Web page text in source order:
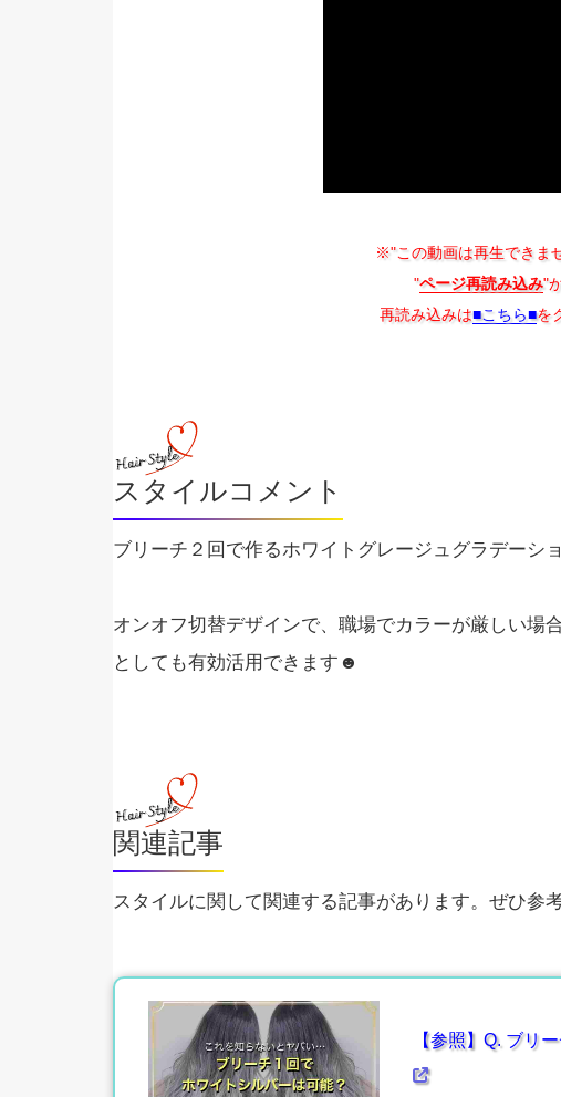
※"この動画は再生できま
"ページ再読み込み"
再読み込みは■こちら■を
スタイルコメント
ブリーチ２回で作るホワイトグレージュグラデーシ
オンオフ切替デザインで、職場でカラーが厳しい場
としても有効活用できます☻
関連記事
スタイルに関して関連する記事があります。ぜひ参
【参照】Q. ブリ